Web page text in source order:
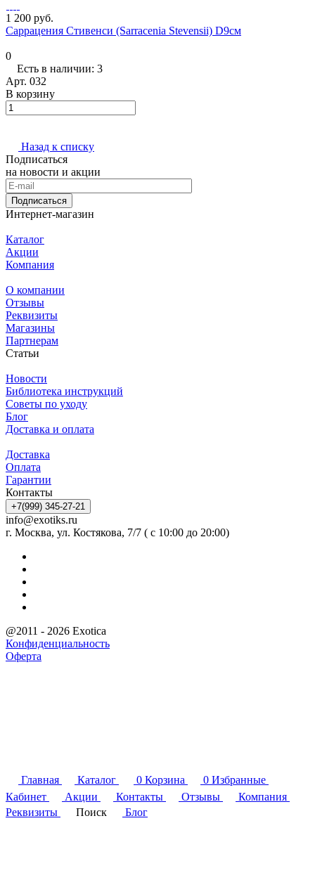
1 200 руб.
Саррацения Стивенси (Sarracenia Stevensii) D9см
0
Есть в наличии: 3
Арт. 032
В корзину
Назад к списку
Подписаться
на новости и акции
Подписаться
Интернет-магазин
Каталог
Акции
Компания
О компании
Отзывы
Реквизиты
Магазины
Партнерам
Статьи
Новости
Библиотека инструкций
Советы по уходу
Блог
Доставка и оплата
Доставка
Оплата
Гарантии
Контакты
+7(999) 345-27-21
info@exotiks.ru
г. Москва, ул. Костякова, 7/7 ( с 10:00 до 20:00)
@2011 - 2026 Exotica
Конфиденциальность
Оферта
Главная Каталог 0 Корзина 0 Избранные
Кабинет
Акции Контакты Отзывы
Компания
Реквизиты
Поиск Блог